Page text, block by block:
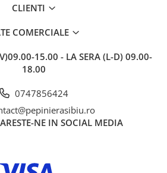
CLIENTI
COMERCIALE
15.00 - LA SERA (L-D) 09.00-
18.00
0747856424
NE IN SOCIAL MEDIA